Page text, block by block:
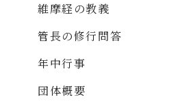
維摩経の教義
管長の修行問答
年中行事
団体概要